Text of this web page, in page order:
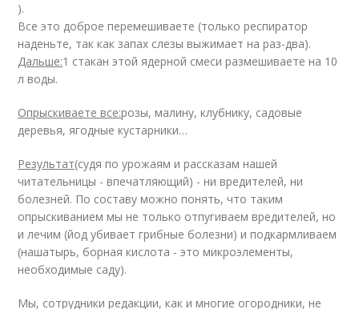
).
Все это доброе перемешиваете (только респиратор
наденьте, так как запах слезы выжимает на раз-два).
Дальше:1 стакан этой ядерной смеси размешиваете на 10
л воды.
Опрыскиваете все:розы, малину, клубнику, садовые
деревья, ягодные кустарники…
Результат(судя по урожаям и рассказам нашей
читательницы - впечатляющий) - ни вредителей, ни
болезней. По составу можно понять, что таким
опрыскиванием мы не только отпугиваем вредителей, но
и лечим (йод убивает грибные болезни) и подкармливаем
(нашатырь, борная кислота - это микроэлементы,
необходимые саду).
Мы, сотрудники редакции, как и многие огородники, не